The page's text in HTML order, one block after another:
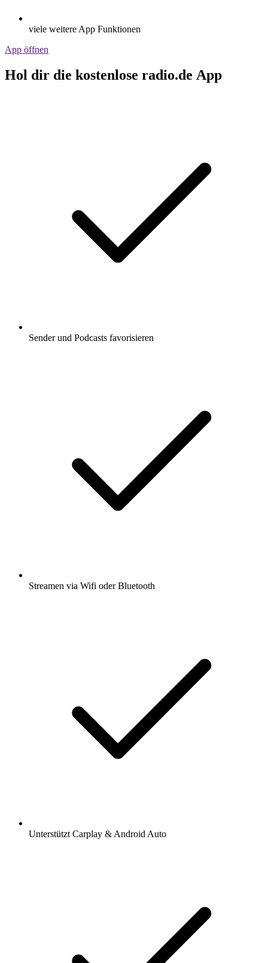
viele weitere App Funktionen
App öffnen
Hol dir die kostenlose radio.de App
Sender und Podcasts favorisieren
Streamen via Wifi oder Bluetooth
Unterstützt Carplay & Android Auto